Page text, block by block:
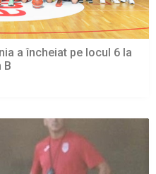
a încheiat pe locul 6 la
B